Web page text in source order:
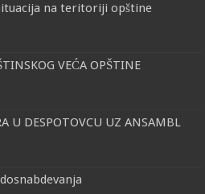
na teritoriji opštine
VEĆA OPŠTINE
U DESPOTOVCU UZ ANSAMBL